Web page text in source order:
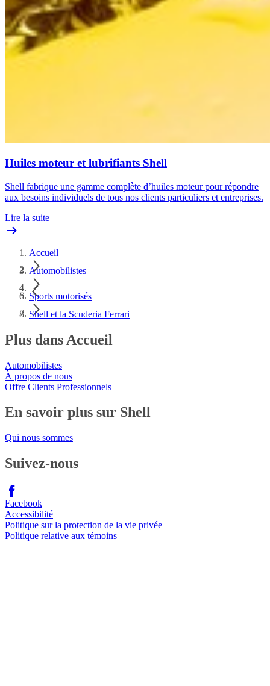
Huiles moteur et lubrifiants Shell
Shell fabrique une gamme complète d’huiles moteur pour répondre
aux besoins individuels de tous nos clients particuliers et entreprises.
Lire la suite
Accueil
Automobilistes
Sports motorisés
Shell et la Scuderia Ferrari
Plus dans Accueil
Automobilistes
À propos de nous
Offre Clients Professionnels
En savoir plus sur Shell
Qui nous sommes
Suivez-nous
Facebook
Accessibilité
Politique sur la protection de la vie privée
Politique relative aux témoins